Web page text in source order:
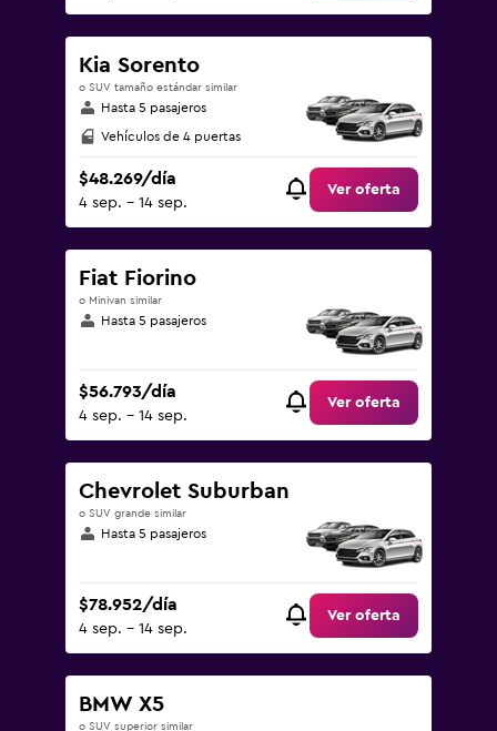
Kia Sorento
o SUV tamaño estándar similar
Hasta 5 pasajeros
Vehículos de 4 puertas
$48.269/día
4 sep. - 14 sep.
Ver oferta
Fiat Fiorino
o Minivan similar
Hasta 5 pasajeros
$56.793/día
4 sep. - 14 sep.
Ver oferta
Chevrolet Suburban
o SUV grande similar
Hasta 5 pasajeros
$78.952/día
4 sep. - 14 sep.
Ver oferta
BMW X5
o SUV superior similar